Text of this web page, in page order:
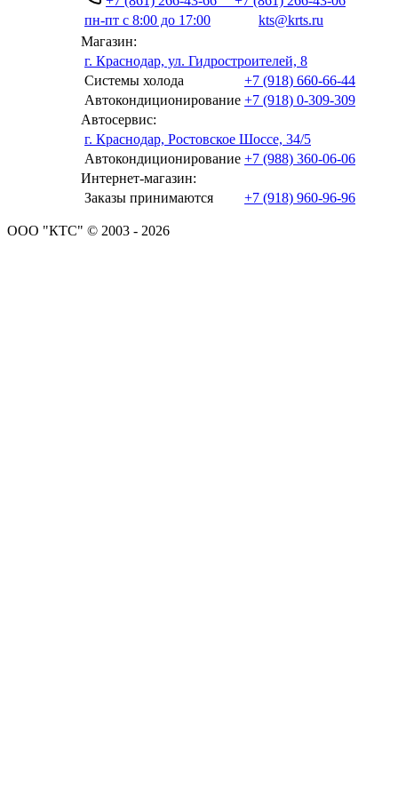
пн-пт с 8:00 до 17:00
kts@krts.ru
Магазин:
г. Краснодар, ул. Гидростроителей, 8
Системы холода
+7 (918) 660-66-44
Автокондиционирование +7 (918) 0-309-309
Автосервис:
г. Краснодар, Ростовское Шоссе, 34/5
Автокондиционирование +7 (988) 360-06-06
Интернет-магазин:
Заказы принимаются
+7 (918) 960-96-96
ООО "КТС" © 2003 - 2026